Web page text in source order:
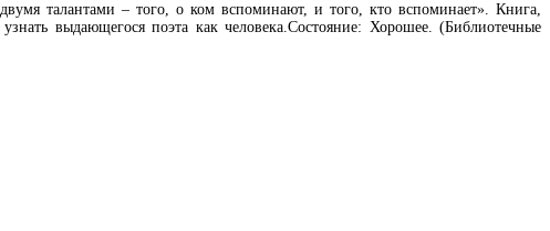
талантами – того, о ком вспоминают, и того, кто вспоминает». Книга,
выдающегося поэта как человека.Состояние: Хорошее. (Библиотечные